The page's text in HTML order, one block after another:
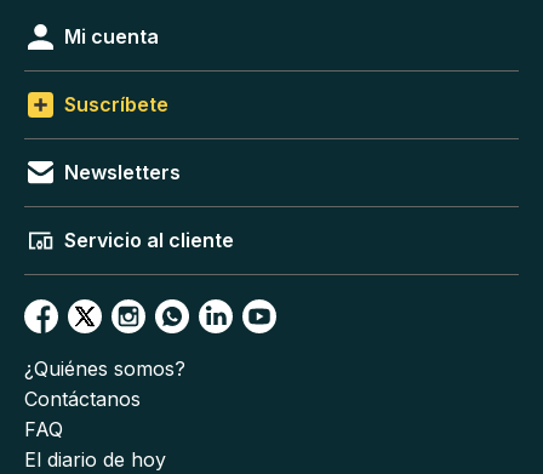
Mi cuenta
Suscríbete
Newsletters
Servicio al cliente
¿Quiénes somos?
Contáctanos
FAQ
El diario de hoy